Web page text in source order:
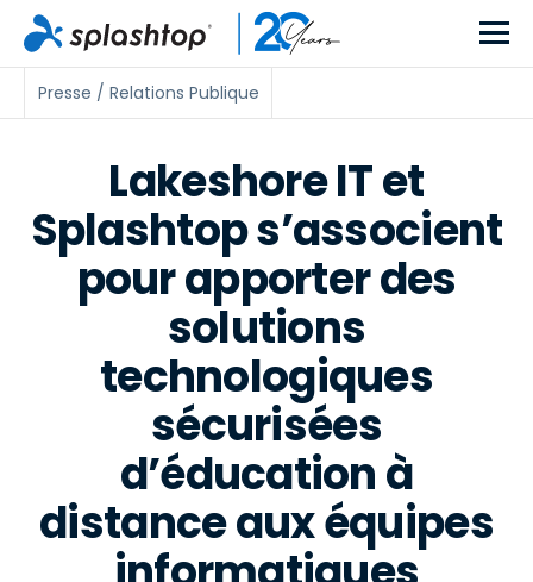
Presse / Relations Publique
Lakeshore IT et
Splashtop s’associent
pour apporter des
solutions
technologiques
sécurisées
d’éducation à
distance aux équipes